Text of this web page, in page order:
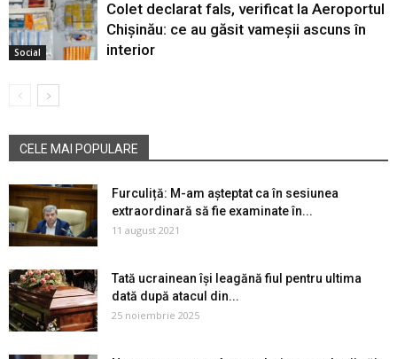
Social
Colet declarat fals, verificat la Aeroportul
Chișinău: ce au găsit vameșii ascuns în
interior
CELE MAI POPULARE
Furculiță: M-am așteptat ca în sesiunea
extraordinară să fie examinate în...
11 august 2021
Tată ucrainean își leagănă fiul pentru ultima
dată după atacul din...
25 noiembrie 2025